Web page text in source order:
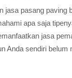
jasa pasang paving
apa saja
jasa
Anda sendiri belum